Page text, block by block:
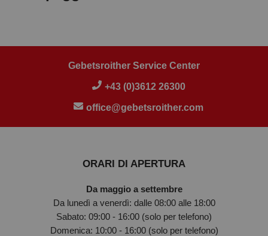
Gebetsroither Service Center
+43 (0)3612 26300
office@gebetsroither.com
ORARI DI APERTURA
Da maggio a settembre
Da lunedì a venerdì: dalle 08:00 alle 18:00
Sabato: 09:00 - 16:00 (solo per telefono)
Domenica: 10:00 - 16:00 (solo per telefono)